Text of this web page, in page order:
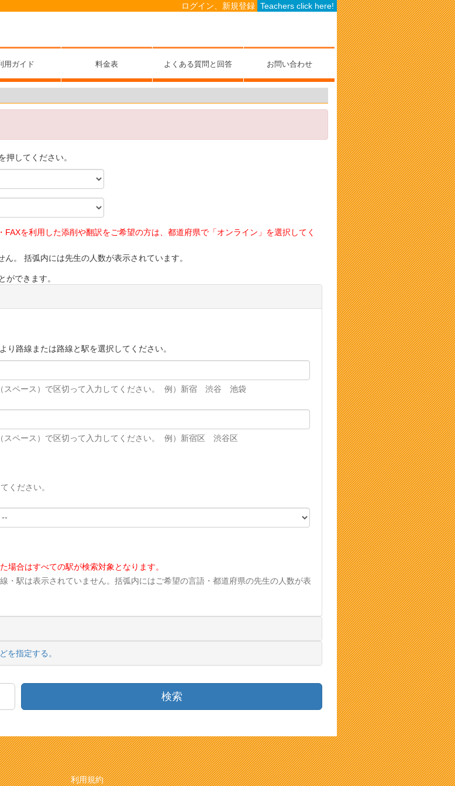
ログイン、新規登録 Teachers click here!
用ガイド 料金表 よくある質問と回答 お問い合わせ
押してください。
を利用した添削や翻訳をご希望の方は、都道府県で「オンライン」を選択してく
。 括弧内には先生の人数が表示されています。
ができます。
路線または路線と駅を選択してください。
スペース）で区切って入力してください。 例）新宿 渋谷 池袋
スペース）で区切って入力してください。 例）新宿区 渋谷区
ください。
場合はすべての駅が検索対象となります。
・駅は表示されていません。括弧内にはご希望の言語・都道府県の先生の人数が表
を指定する。
検索
利用規約